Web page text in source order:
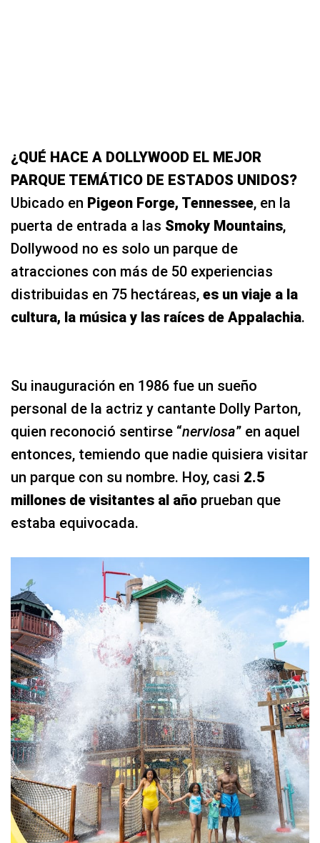
¿QUÉ HACE A DOLLYWOOD EL MEJOR
PARQUE TEMÁTICO DE ESTADOS UNIDOS?
Ubicado en Pigeon Forge, Tennessee, en la
puerta de entrada a las Smoky Mountains,
Dollywood no es solo un parque de
atracciones con más de 50 experiencias
distribuidas en 75 hectáreas, es un viaje a la
cultura, la música y las raíces de Appalachia.
Su inauguración en 1986 fue un sueño
personal de la actriz y cantante Dolly Parton,
quien reconoció sentirse “nerviosa” en aquel
entonces, temiendo que nadie quisiera visitar
un parque con su nombre. Hoy, casi 2.5
millones de visitantes al año prueban que
estaba equivocada.